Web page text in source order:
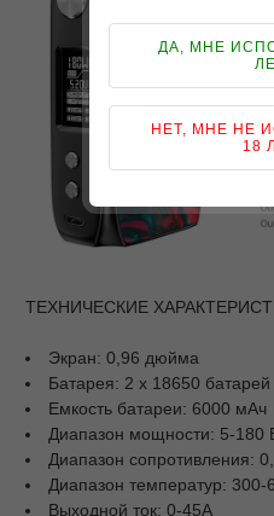
ТЕХНИЧЕСКИЕ
Экран: 0,96 дюйма
Батарея: 2 х 18650
Емкость батареи: 6000 мАч
Диапазон мощности: 5-180
Диапазон сопротивления:
Диапазон температур:
Выходной ток: 0-45А
ДА, МНЕ
НЕТ, МНЕ НЕ
18